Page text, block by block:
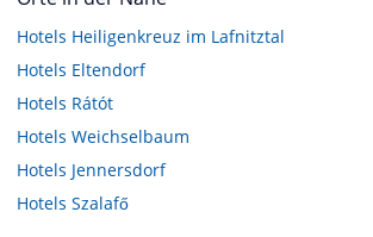
Hotels Heiligenkreuz im Lafnitztal
Hotels Eltendorf
Hotels Rátót
Hotels Weichselbaum
Hotels Jennersdorf
Hotels Szalafő